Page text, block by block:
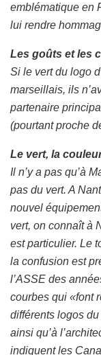
emblématique en
lui rendre
Les goûts et les
Si le vert du logo
marseillais, ils
partenaire
(pourtant proche
Le vert, la
Il n’y a pas qu’à
pas du vert. A
nouvel
vert, on connaît à
est particulier. Le
la confusion est
l’ASSE des
courbes qui «font
différents logos
ainsi qu’à
indiquent les